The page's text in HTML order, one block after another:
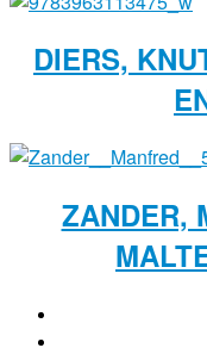
DIERS,
ZANDER,